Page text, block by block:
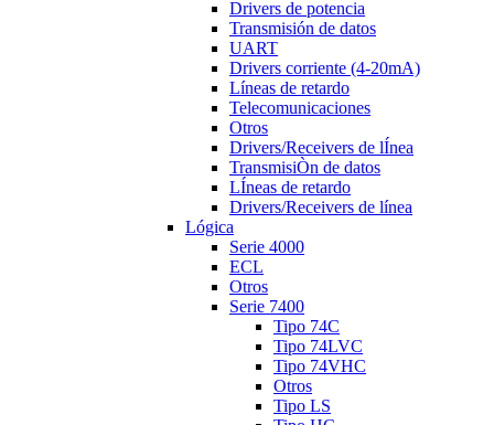
Drivers de potencia
Transmisión de datos
UART
Drivers corriente (4-20mA)
Líneas de retardo
Telecomunicaciones
Otros
Drivers/Receivers de lÍnea
TransmisiÒn de datos
LÍneas de retardo
Drivers/Receivers de línea
Lógica
Serie 4000
ECL
Otros
Serie 7400
Tipo 74C
Tipo 74LVC
Tipo 74VHC
Otros
Tipo LS